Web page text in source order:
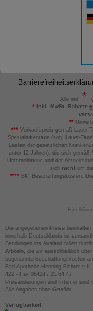
Alle mit
*inkl. MwSt. Rabatte
**
*** Verkaufspreis gemäß Lauer-
Spezialitätentaxe (sog. Lauer-
Lasten der gesetzlichen
unter 12 Jahren), die sich
Unternehmens und der
sich nicht um
****BK: Beschaffungskosten.
Hier
Die angegebenen Preise
innerhalb Deutschlands ist
Sendungen ins Ausland fallen
Artikeln, die wir ausschließlich
sogenannte Beschaffungskosten an
Bad Apotheke Henning Fichter
422 - Fax 05424 / 21 64 47
Preisänderungen und Irrtümer sind
Alle Angaben ohne Gewähr.
Verfügbarkeit: